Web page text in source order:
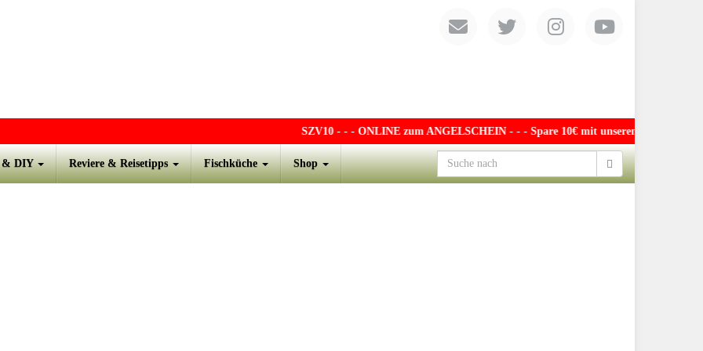
SZV10- - - ONLINE zum ANGELSCHEIN - - - Spare 10€ mit unserem exklusiven
& DIY Reviere & Reisetipps Fischküche Shop